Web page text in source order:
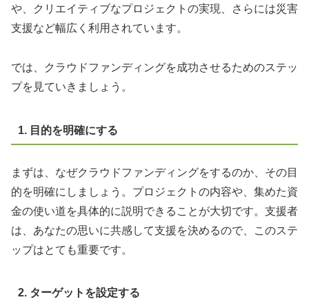
や、クリエイティブなプロジェクトの実現、さらには災害
支援など幅広く利用されています。
では、クラウドファンディングを成功させるためのステッ
プを見ていきましょう。
1. 目的を明確にする
まずは、なぜクラウドファンディングをするのか、その目
的を明確にしましょう。プロジェクトの内容や、集めた資
金の使い道を具体的に説明できることが大切です。支援者
は、あなたの思いに共感して支援を決めるので、このステ
ップはとても重要です。
2. ターゲットを設定する